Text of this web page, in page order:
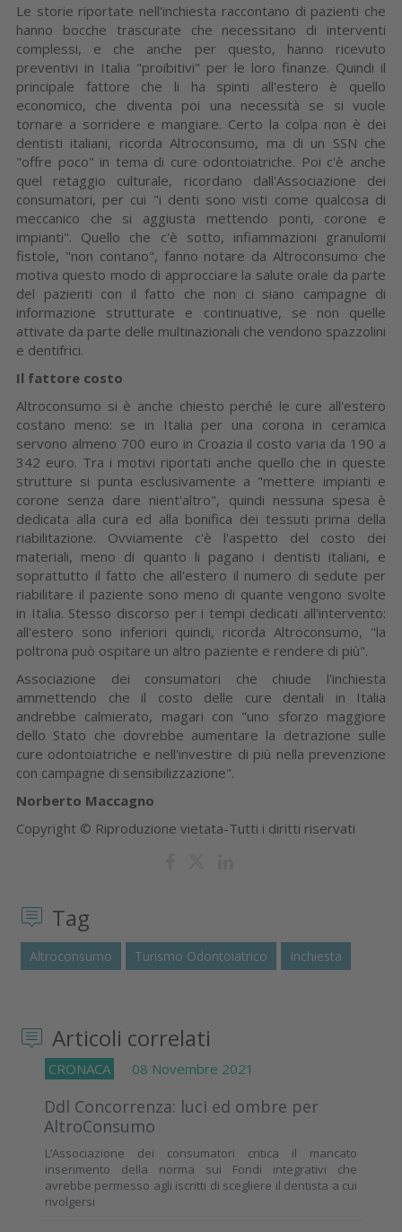
Le storie riportate nell'inchiesta raccontano di pazienti che
hanno bocche trascurate che necessitano di interventi
complessi, e che anche per questo, hanno ricevuto
preventivi in Italia "proibitivi" per le loro finanze. Quindi il
principale fattore che li ha spinti all'estero è quello
economico, che diventa poi una necessità se si vuole
tornare a sorridere e mangiare. Certo la colpa non è dei
dentisti italiani, ricorda Altroconsumo, ma di un SSN che
"offre poco" in tema di cure odontoiatriche. Poi c'è anche
quel retaggio culturale, ricordano dall'Associazione dei
consumatori, per cui "i denti sono visti come qualcosa di
meccanico che si aggiusta mettendo ponti, corone e
impianti". Quello che c'è sotto, infiammazioni granulomi
fistole, "non contano", fanno notare da Altroconsumo che
motiva questo modo di approcciare la salute orale da parte
del pazienti con il fatto che non ci siano campagne di
informazione strutturate e continuative, se non quelle
attivate da parte delle multinazionali che vendono spazzolini
e dentifrici.
Il fattore costo
Altroconsumo si è anche chiesto perché le cure all'estero
costano meno: se in Italia per una corona in ceramica
servono almeno 700 euro in Croazia il costo varia da 190 a
342 euro. Tra i motivi riportati anche quello che in queste
strutture si punta esclusivamente a "mettere impianti e
corone senza dare nient'altro", quindi nessuna spesa è
dedicata alla cura ed alla bonifica dei tessuti prima della
riabilitazione. Ovviamente c'è l'aspetto del costo dei
materiali, meno di quanto li pagano i dentisti italiani, e
soprattutto il fatto che all'estero il numero di sedute per
riabilitare il paziente sono meno di quante vengono svolte
in Italia. Stesso discorso per i tempi dedicati all'intervento:
all'estero sono inferiori quindi, ricorda Altroconsumo, "la
poltrona può ospitare un altro paziente e rendere di più".
Associazione dei consumatori che chiude l'inchiesta
ammettendo che il costo delle cure dentali in Italia
andrebbe calmierato, magari con "uno sforzo maggiore
dello Stato che dovrebbe aumentare la detrazione sulle
cure odontoiatriche e nell'investire di più nella prevenzione
con campagne di sensibilizzazione".
Norberto Maccagno
Copyright © Riproduzione vietata-Tutti i diritti riservati
Tag
Altroconsumo Turismo Odontoiatrico Inchiesta
Articoli correlati
CRONACA 08 Novembre 2021
Ddl Concorrenza: luci ed ombre per
AltroConsumo
L’Associazione dei consumatori critica il mancato
inserimento della norma sui Fondi integrativi che
avrebbe permesso agli iscritti di scegliere il dentista a cui
rivolgersi